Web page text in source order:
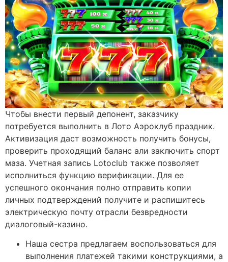
Чтобы внести первый депонент, заказчику
потребуется выполнить в Лото Аэроклуб праздник.
Активизация даст возможность получить бонусы,
проверить проходящий баланс али заключить спорт
маза. Учетная запись Lotoclub также позволяет
исполниться функцию верификации. Для ее
успешного окончания полно отправить копии
личных подтверждений получите и распишитесь
электрическую почту отрасли безвредности
диалоговый-казино.
Наша сестра предлагаем воспользоваться для
выполнения платежей такими конструкциями, а